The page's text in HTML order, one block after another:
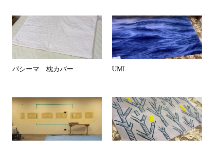
パシーマ 枕カバー UMI